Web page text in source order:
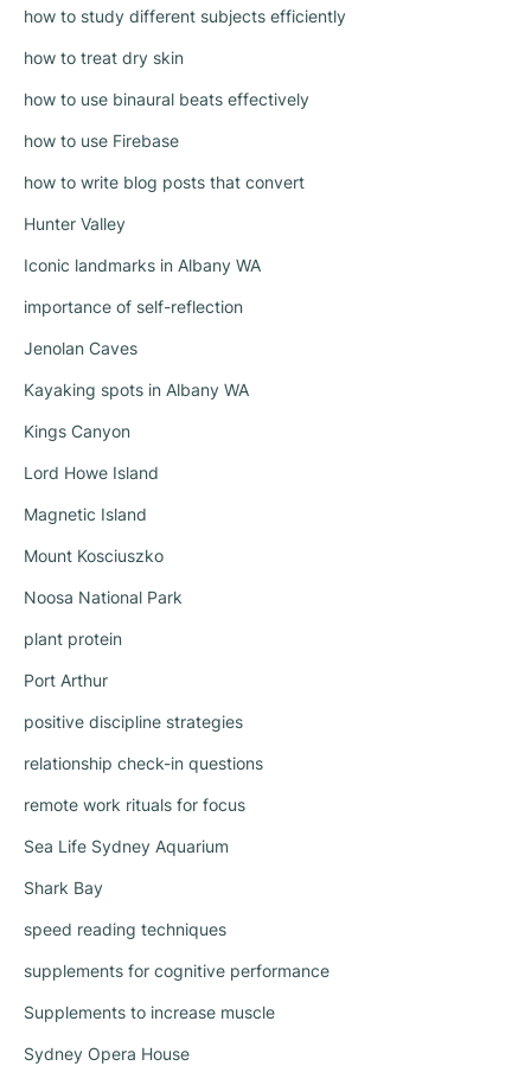
how to study different subjects efficiently
how to treat dry skin
how to use binaural beats effectively
how to use Firebase
how to write blog posts that convert
Hunter Valley
Iconic landmarks in Albany WA
importance of self-reflection
Jenolan Caves
Kayaking spots in Albany WA
Kings Canyon
Lord Howe Island
Magnetic Island
Mount Kosciuszko
Noosa National Park
plant protein
Port Arthur
positive discipline strategies
relationship check-in questions
remote work rituals for focus
Sea Life Sydney Aquarium
Shark Bay
speed reading techniques
supplements for cognitive performance
Supplements to increase muscle
Sydney Opera House